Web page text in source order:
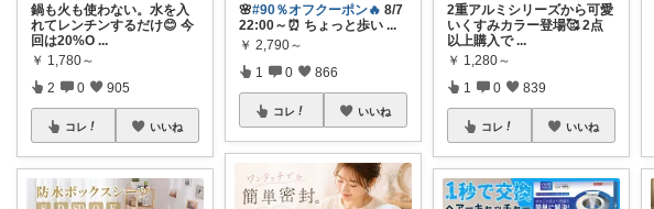
鍋も火も使わない。水を入
れてレンチンするだけ😊 今
回は20%O ...
￥ 1,780～
2 0 905
コレ いいね
🌸#90％オフクーポン🔥 8/7
22:00～⏰ ちょっと歩い ...
￥ 2,790～
1 0 866
コレ いいね
2重アルミシリーズから可愛
いくすみカラー登場🥰 2点
以上購入で ...
￥ 1,280～
1 0 839
コレ いいね